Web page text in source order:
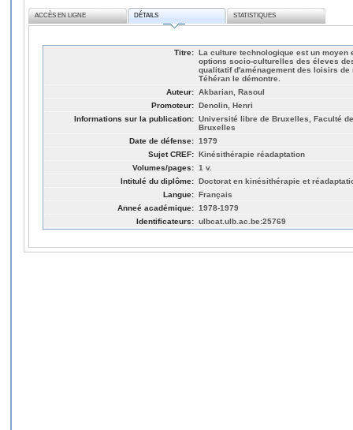
ACCÈS EN LIGNE DÉTAILS STATISTIQUES
Titre: La culture technologique est un
options socio-culturelles des éleves
qualitatif d'aménagement des loisirs
Téhéran le démontre.
Auteur: Akbarian, Rasoul
Promoteur: Denolin, Henri
Informations sur la publication: Université libre de Bruxelles, Faculté
Bruxelles
Date de défense: 1979
Sujet CREF: Kinésithérapie réadaptation
Volumes/pages: 1 v.
Intitulé du diplôme: Doctorat en kinésithérapie et
Langue: Français
Anneé académique: 1978-1979
Identificateurs: ulbcat.ulb.ac.be:25769